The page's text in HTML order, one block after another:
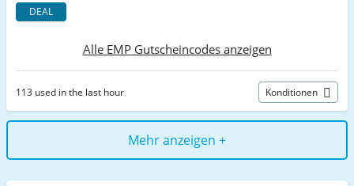
DEAL
Alle EMP Gutscheincodes anzeigen
113 used in the last hour Konditionen
Mehr anzeigen +